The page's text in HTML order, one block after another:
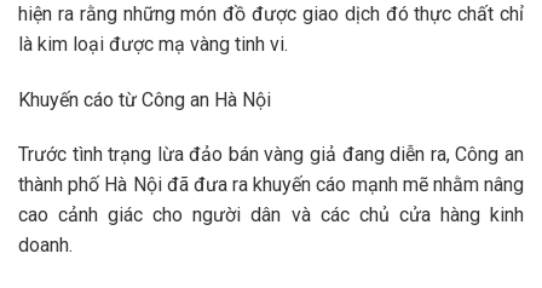
hiện ra rằng những món đồ được giao dịch đó thực chất chỉ
là kim loại được mạ vàng tinh vi.
Khuyến cáo từ Công an Hà Nội
Trước tình trạng lừa đảo bán vàng giả đang diễn ra, Công an
thành phố Hà Nội đã đưa ra khuyến cáo mạnh mẽ nhằm nâng
cao cảnh giác cho người dân và các chủ cửa hàng kinh
doanh.